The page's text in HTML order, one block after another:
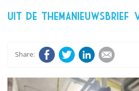
Uit de themanieuwsbrief
FacebookTwitter LinkedIn